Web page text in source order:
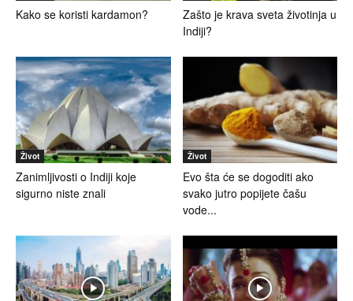
Kako se koristi kardamon?
Zašto je krava sveta životinja u
Indiji?
Život
Zanimljivosti o Indiji koje
sigurno niste znali
Život
Evo šta će se dogoditi ako
svako jutro popijete čašu
vode...